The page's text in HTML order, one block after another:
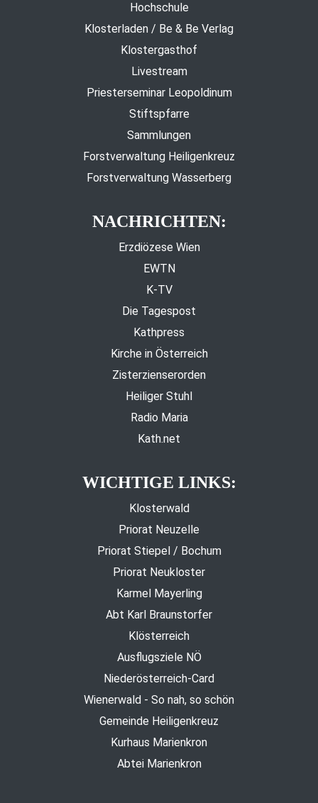
Hochschule
Klosterladen / Be & Be Verlag
Klostergasthof
Livestream
Priesterseminar Leopoldinum
Stiftspfarre
Sammlungen
Forstverwaltung Heiligenkreuz
Forstverwaltung Wasserberg
NACHRICHTEN:
Erzdiözese Wien
EWTN
K-TV
Die Tagespost
Kathpress
Kirche in Österreich
Zisterzienserorden
Heiliger Stuhl
Radio Maria
Kath.net
WICHTIGE LINKS:
Klosterwald
Priorat Neuzelle
Priorat Stiepel / Bochum
Priorat Neukloster
Karmel Mayerling
Abt Karl Braunstorfer
Klösterreich
Ausflugsziele NÖ
Niederösterreich-Card
Wienerwald - So nah, so schön
Gemeinde Heiligenkreuz
Kurhaus Marienkron
Abtei Marienkron